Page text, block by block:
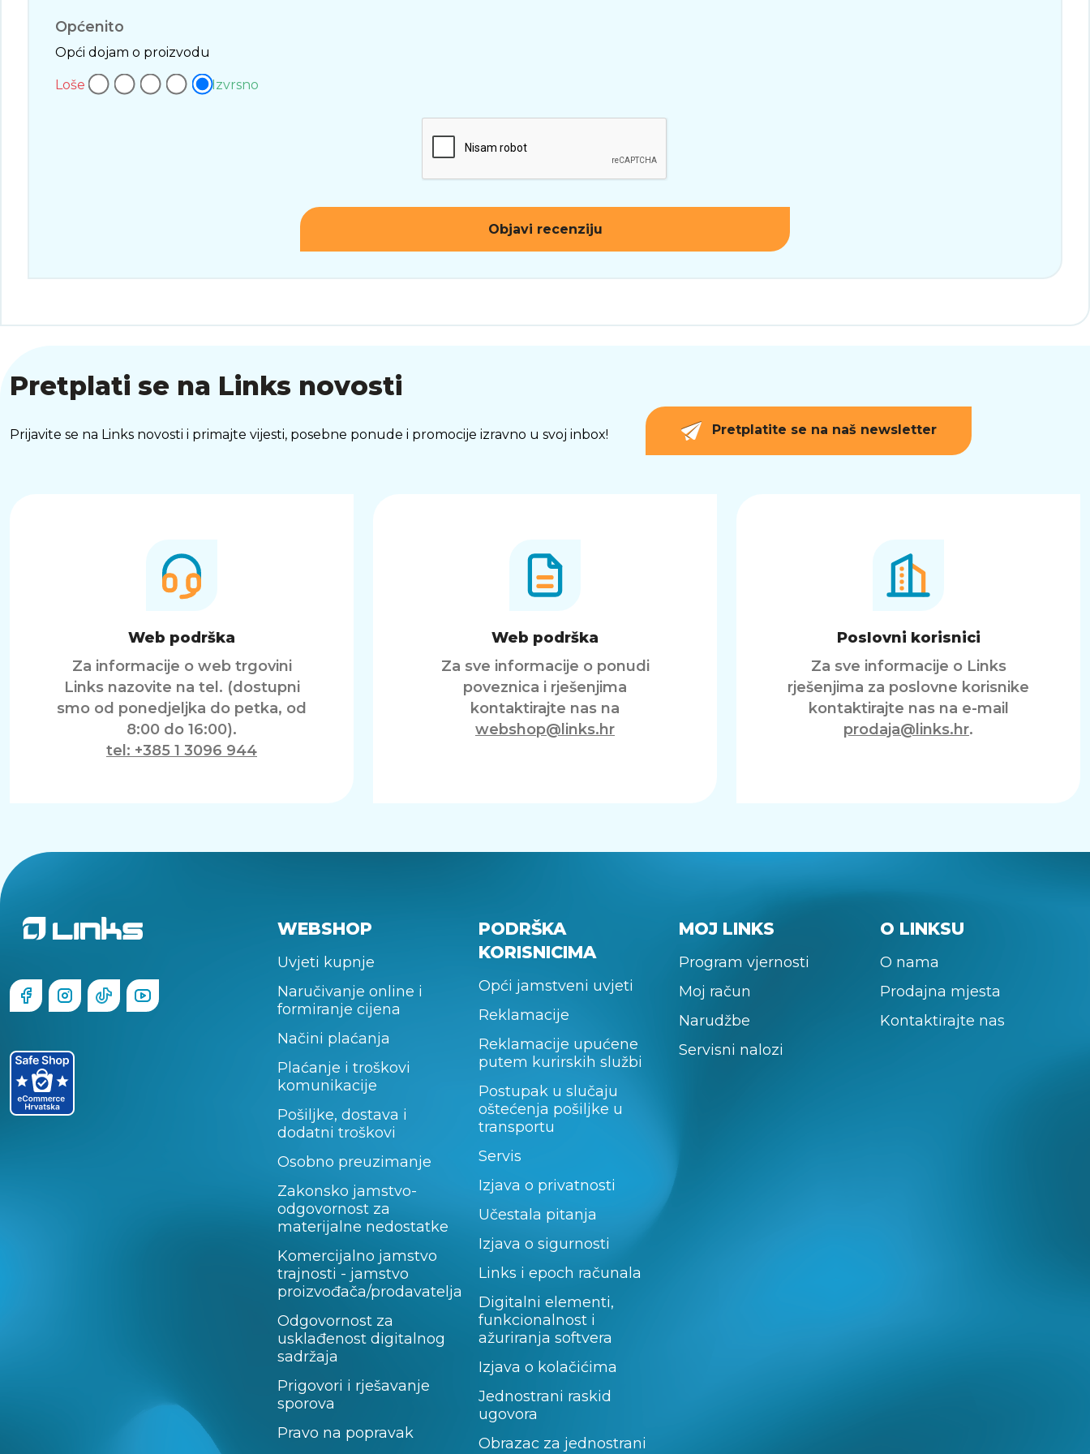
Općenito
Opći dojam o proizvodu
Loše Izvrsno
Objavi recenziju
Pretplati se na Links novosti
Prijavite se na Links novosti i primajte vijesti, posebne ponude i promocije izravno u svoj inbox! Pretplatite se na naš newsletter
Web podrška
Za informacije o web trgovini
Links nazovite na tel. (dostupni
smo od ponedjeljka do petka, od
8:00 do 16:00).
tel: +385 1 3096 944
Web podrška
Za sve informacije o ponudi
poveznica i rješenjima
kontaktirajte nas na
webshop@links.hr
Poslovni korisnici
Za sve informacije o Links
rješenjima za poslovne korisnike
kontaktirajte nas na e-mail
prodaja@links.hr.
WEBSHOP
Uvjeti kupnje
Naručivanje online i
formiranje cijena
Načini plaćanja
Plaćanje i troškovi
komunikacije
Pošiljke, dostava i
dodatni troškovi
Osobno preuzimanje
Zakonsko jamstvo-
odgovornost za
materijalne nedostatke
Komercijalno jamstvo
trajnosti - jamstvo
proizvođača/prodavatelja
Odgovornost za
usklađenost digitalnog
sadržaja
Prigovori i rješavanje
sporova
Pravo na popravak
PODRŠKA
KORISNICIMA
Opći jamstveni uvjeti
Reklamacije
Reklamacije upućene
putem kurirskih službi
Postupak u slučaju
oštećenja pošiljke u
transportu
Servis
Izjava o privatnosti
Učestala pitanja
Izjava o sigurnosti
Links i epoch računala
Digitalni elementi,
funkcionalnost i
ažuriranja softvera
Izjava o kolačićima
Jednostrani raskid
ugovora
Obrazac za jednostrani
MOJ LINKS
Program vjernosti
Moj račun
Narudžbe
Servisni nalozi
O LINKSU
O nama
Prodajna mjesta
Kontaktirajte nas